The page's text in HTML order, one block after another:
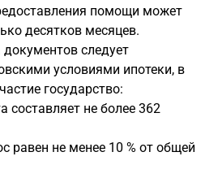
помощи может
десятков месяцев.
следует
условиями ипотеки, в
государство:
составляет не более 362
равен не менее 10 % от общей